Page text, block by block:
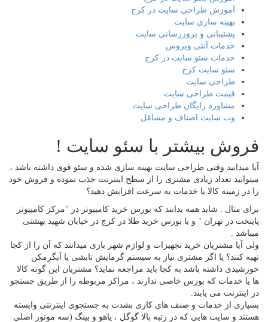
آموزش طراحی سایت در کرج
بهینه سازی سایت
پشتیبانی و بروزرسانی سایت
خدمات آنتی ویروس
خدمات سئو سایت در کرج
سئو سایت کرج
طراحی سایت
قیمت طراحی سایت
مشاوره رایگان طراحی سایت
وب سایت اصناف و مشاغل
فروش بیشتر با سئو سایت !
آیا میدانید وقتی طراحی سایت بهینه سازی شده و سئو قوی داشته باشد ،
میتوانید تعداد زیادی مشتری را از سطح اینترنت جذب نموده و فروش خود
را در زمینه کالا یا خدمات به سرعت افزایش دهید؟
برای مثال : شاید همه بدانند که بورس خرید کامپیوتر در "مرکز کامپیوتر
پایتخت در تهران " و یا بورس خرید طلا در کرج در خیابان شهید بهشتی
میباشد .
ولی آیا مشتریان خرید تجهیزات و لوازم شهر بازی میدانند که آن را از کجا
تهیه کنند؟ یا اگر مشتری نیاز به سیستم گرمایش تابشی یا آبگرمکن
خورشیدی داشته باشد به کجا باید مراجعه نماید؟ مشتریان این گونه کالا
ها یا خدمات که بورس خاصی ندارند ، مراکز مربوطه را از طریق جستجو
در اینترنت می یابند.
بسیاری از خدمات و صنف های کاری بشدت به جستجوی اینترنتی وابسته
هستند و سایت هایی که در رتبه بالا گوگل ، یاهو و بینگ (سه موتور اصلی